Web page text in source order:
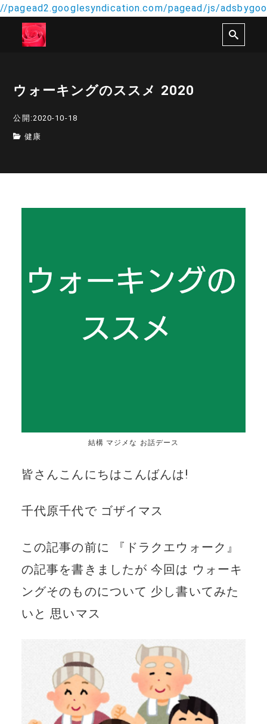
//pagead2.googlesyndication.com/pagead/js/
ウォーキングのススメ 2020
公開:2020-10-18
健康
結構 マジメな お話デース
皆さんこんにちはこんばんは!
千代原千代で ゴザイマス
この記事の前に 『ドラクエウォーク』
の記事を書きましたが 今回は ウォーキ
ングそのものについて 少し書いてみた
いと 思いマス